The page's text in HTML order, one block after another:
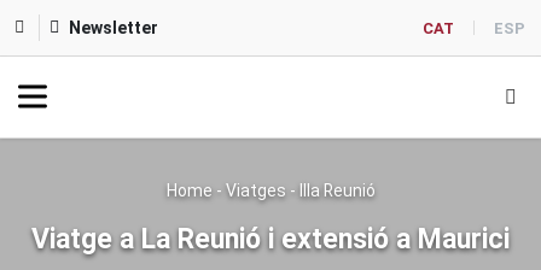
Newsletter CAT ESP
Home - Viatges - Illa Reunió
Viatge a La Reunió i extensió a Maurici